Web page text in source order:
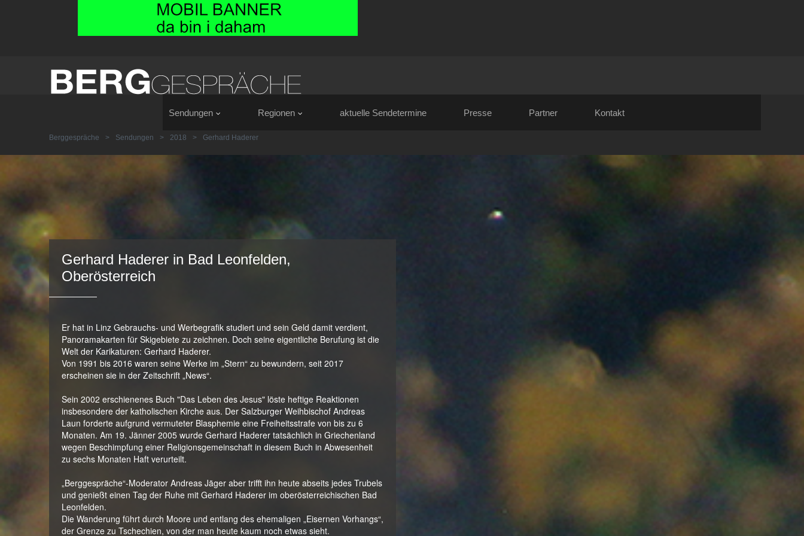
Sendungen Regionen aktuelle Sendetermine Presse Partner Kontakt
Berggespräche > Sendungen > 2018 > Gerhard Haderer
Gerhard Haderer in Bad Leonfelden,
Oberösterreich
Er hat in Linz Gebrauchs- und Werbegrafik studiert und sein Geld damit verdient,
Panoramakarten für Skigebiete zu zeichnen. Doch seine eigentliche Berufung ist die
Welt der Karikaturen: Gerhard Haderer.
Von 1991 bis 2016 waren seine Werke im „Stern“ zu bewundern, seit 2017
erscheinen sie in der Zeitschrift „News“.
Sein 2002 erschienenes Buch "Das Leben des Jesus" löste heftige Reaktionen
insbesondere der katholischen Kirche aus. Der Salzburger Weihbischof Andreas
Laun forderte aufgrund vermuteter Blasphemie eine Freiheitsstrafe von bis zu 6
Monaten. Am 19. Jänner 2005 wurde Gerhard Haderer tatsächlich in Griechenland
wegen Beschimpfung einer Religionsgemeinschaft in diesem Buch in Abwesenheit
zu sechs Monaten Haft verurteilt.
„Berggespräche“-Moderator Andreas Jäger aber trifft ihn heute abseits jedes Trubels
und genießt einen Tag der Ruhe mit Gerhard Haderer im oberösterreichischen Bad
Leonfelden.
Die Wanderung führt durch Moore und entlang des ehemaligen „Eisernen Vorhangs“,
der Grenze zu Tschechien, von der man heute kaum noch etwas sieht.